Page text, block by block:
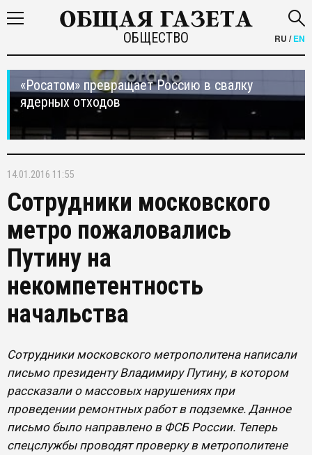
ОБЩЕСТВО RU /EN
«Росатом» превращает Россию в свалку
ядерных отходов
14.01.2016 11:55
Сотрудники московского
метро пожаловались
Путину на
некомпетентность
начальства
Сотрудники московского метрополитена написали
письмо президенту Владимиру Путину, в котором
рассказали о массовых нарушениях при
проведении ремонтных работ в подземке. Данное
письмо было направлено в ФСБ России. Теперь
спецслужбы проводят проверку в метрополитене